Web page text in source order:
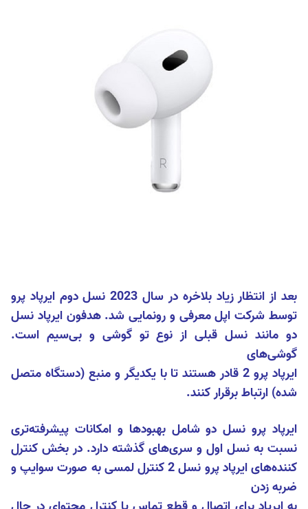
بعد از انتظار زیاد بلاخره در سال 2023 نسل دوم ایرپاد پرو
توسط شرکت اپل معرفی و رونمایی شد. هدفون ایرپاد نسل
دو مانند نسل قبلی از نوع تو گوشی و بی‌سیم است.
گوشی‌های
ایرپاد پرو 2 قادر هستند تا با یکدیگر و منبع (دستگاه متصل
شده) ارتباط برقرار کنند.
ایرپاد پرو نسل دو شامل بهبود‌ها و امکانات پیشرفته‌تری
نسبت به نسل اول و سری‌های گذشته دارد. در بخش کنترل
کننده‌های ایرپاد پرو نسل 2 کنترل لمسی به صورت سوایپ و
ضربه زدن